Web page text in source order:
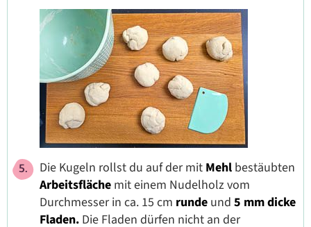
Die Kugeln rollst du auf der mit Mehl bestäubten
Arbeitsfläche mit einem Nudelholz vom
Durchmesser in ca. 15 cm runde und 5 mm dicke
Fladen. Die Fladen dürfen nicht an der